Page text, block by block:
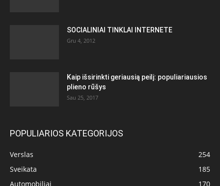
SOCIALINIAI TINKLAI INTERNETE
Gru 4, 2012
Kaip išsirinkti geriausią peilį: populiariausios
plieno rūšys
Sau 25, 2017
POPULIARIOS KATEGORIJOS
Verslas
254
Sveikata
185
Automobiliai
170